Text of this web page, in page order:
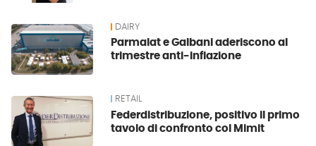
DAIRY
Parmalat e Galbani aderiscono al
trimestre anti-inflazione
RETAIL
Federdistribuzione, positivo il primo
tavolo di confronto col Mimit